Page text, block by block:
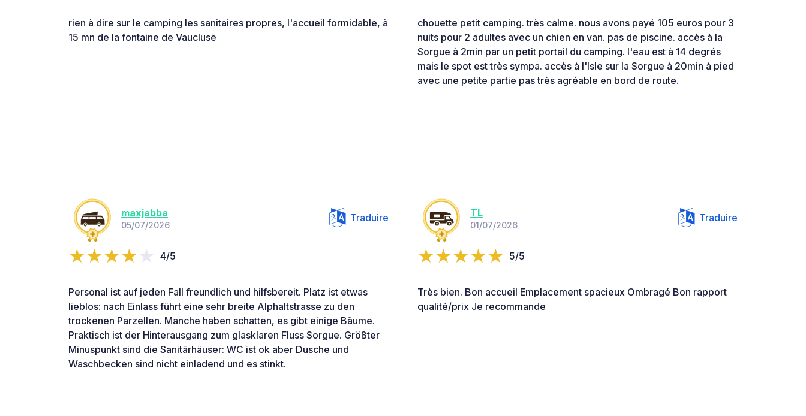
rien à dire sur le camping les sanitaires propres, l'accueil formidable, à
15 mn de la fontaine de Vaucluse
chouette petit camping. très calme. nous avons payé 105 euros pour 3
nuits pour 2 adultes avec un chien en van. pas de piscine. accès à la
Sorgue à 2min par un petit portail du camping. l'eau est à 14 degrés
mais le spot est très sympa. accès à l'Isle sur la Sorgue à 20min à pied
avec une petite partie pas très agréable en bord de route.
maxjabba
05/07/2026
Traduire
4/5
Personal ist auf jeden Fall freundlich und hilfsbereit. Platz ist etwas
lieblos: nach Einlass führt eine sehr breite Alphaltstrasse zu den
trockenen Parzellen. Manche haben schatten, es gibt einige Bäume.
Praktisch ist der Hinterausgang zum glasklaren Fluss Sorgue. Größter
Minuspunkt sind die Sanitärhäuser: WC ist ok aber Dusche und
Waschbecken sind nicht einladend und es stinkt.
TL
01/07/2026
Traduire
5/5
Très bien. Bon accueil Emplacement spacieux Ombragé Bon rapport
qualité/prix Je recommande